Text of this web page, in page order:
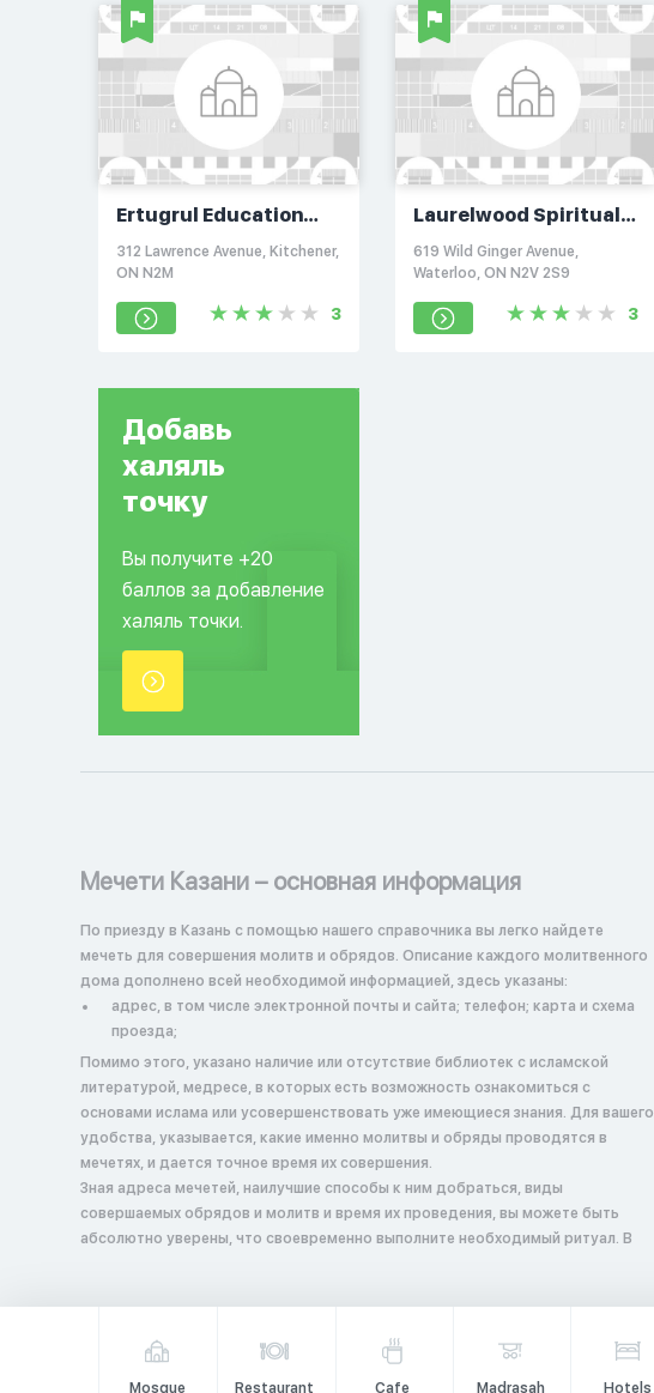
Ertugrul Education
Society
312 Lawrence Avenue, Kitchener,
ON N2M
3
Laurelwood Spiritual
Centre & Musalla
619 Wild Ginger Avenue,
Waterloo, ON N2V 2S9
3
Добавь
халяль
точку
Вы получите +20
баллов за добавление
халяль точки.
Мечети Казани – основная информация
По приезду в Казань с помощью нашего справочника вы легко найдете
мечеть для совершения молитв и обрядов. Описание каждого молитвенного
дома дополнено всей необходимой информацией, здесь указаны:
адрес, в том числе электронной почты и сайта; телефон; карта и схема
проезда;
Помимо этого, указано наличие или отсутствие библиотек с исламской
литературой, медресе, в которых есть возможность ознакомиться с
основами ислама или усовершенствовать уже имеющиеся знания. Для вашего
удобства, указывается, какие именно молитвы и обряды проводятся в
мечетях, и дается точное время их совершения.
Зная адреса мечетей, наилучшие способы к ним добраться, виды
совершаемых обрядов и молитв и время их проведения, вы можете быть
абсолютно уверены, что своевременно выполните необходимый ритуал. В
Mosque Restaurant Cafe Madrasah Hotels